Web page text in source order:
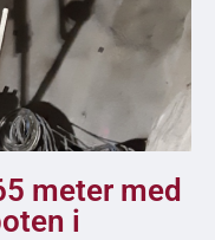
meter med
i